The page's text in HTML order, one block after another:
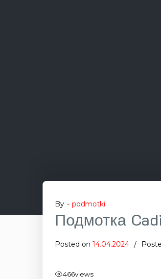
By - podmotki
Подмотка
Posted on 14.04.2024
466views